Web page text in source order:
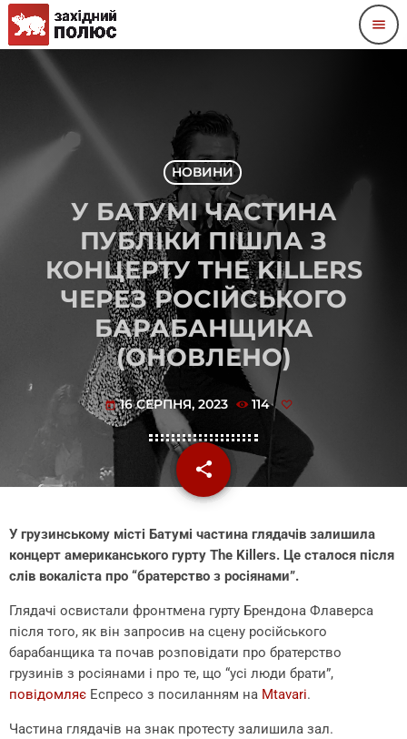
menu
НОВИНИ
У БАТУМІ ЧАСТИНА
ПУБЛІКИ ПІШЛА З
КОНЦЕРТУ THE KILLERS
ЧЕРЕЗ РОСІЙСЬКОГО
БАРАБАНЩИКА
(ОНОВЛЕНО)
today 16 СЕРПНЯ, 2023 114
share
email
У грузинському місті Батумі частина глядачів залишила
концерт американського гурту The Killers. Це сталося після
слів вокаліста про “братерство з росіянами”.
Глядачі освистали фронтмена гурту Брендона Флаверса
після того, як він запросив на сцену російського
барабанщика та почав розповідати про братерство
грузинів з росіянами і про те, що “усі люди брати”,
повідомляє Еспресо з посиланням на Mtavari.
Частина глядачів на знак протесту залишила зал.